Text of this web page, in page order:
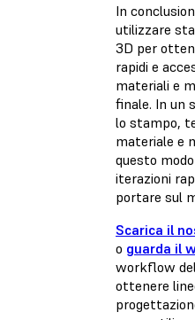
In
utilizzare
3D per
rapidi e
materiali e
finale. In un
lo stampo,
materiale e
questo
iterazioni
portare sul
Scarica il
o guarda il
workflow
ottenere